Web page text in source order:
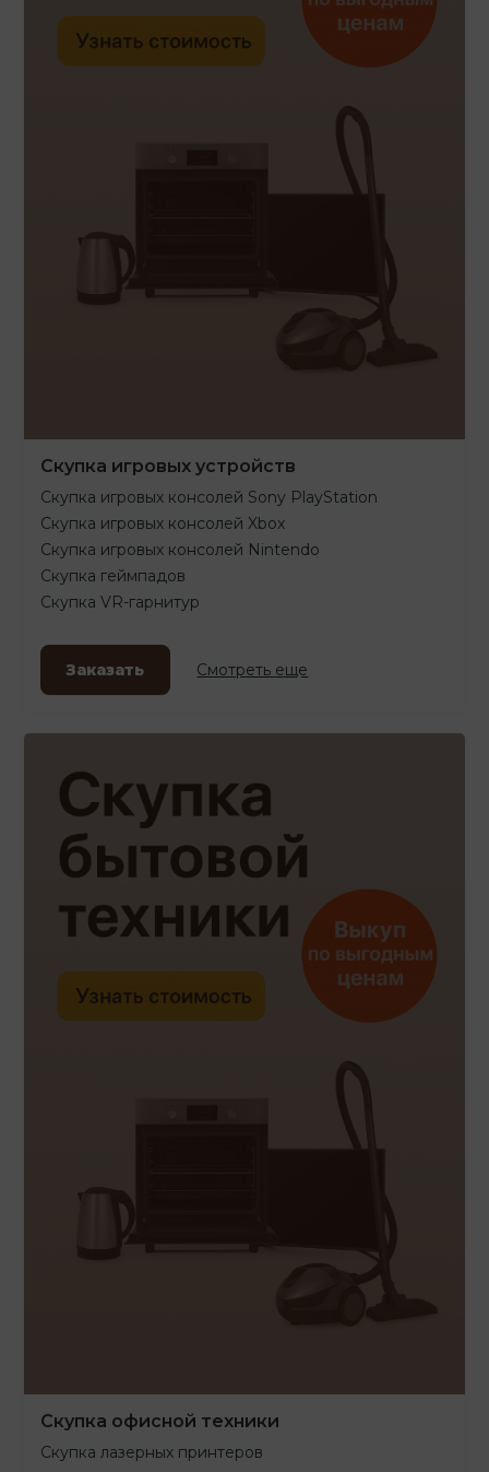
Скупка игровых устройств
Скупка игровых консолей Sony PlayStation
Скупка игровых консолей Xbox
Скупка игровых консолей Nintendo
Скупка геймпадов
Скупка VR-гарнитур
Заказать Смотреть еще
Скупка офисной техники
Скупка лазерных принтеров